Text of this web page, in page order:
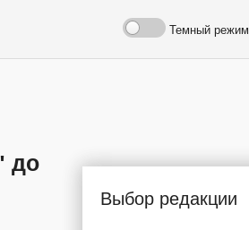
Темный режим
до
Выбор редакции